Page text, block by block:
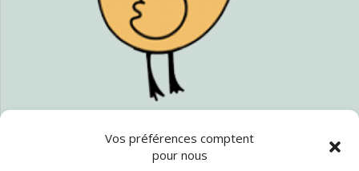
Vos préférences comptent
pour nous